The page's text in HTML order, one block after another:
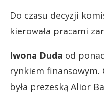
Do czasu decyzji
kierowała pracami
Iwona Duda od
rynkiem finansowym.
była prezeską Alior